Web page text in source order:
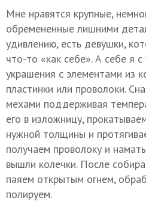
Мне нравятся крупные,
обремененные лишними
удивлению, есть девушки,
что-то «как себе». А себе я
украшения с элементами из
пластинки или проволоки.
мехами поддерживая
его в изложницу,
нужной толщины и
получаем проволоку и
вышли колечки. После
паяем открытым огнем,
полируем.